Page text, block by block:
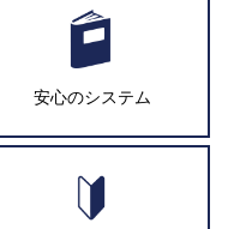
安心のシステム